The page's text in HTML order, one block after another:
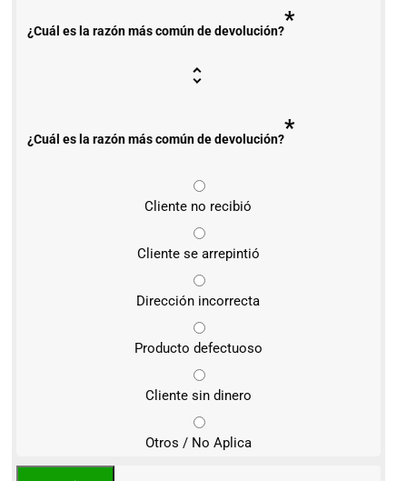
¿Cuál es la razón más común de devolución?*
¿Cuál es la razón más común de devolución?*
Cliente no recibió
Cliente se arrepintió
Dirección incorrecta
Producto defectuoso
Cliente sin dinero
Otros / No Aplica